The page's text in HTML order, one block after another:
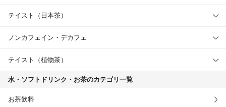
テイスト（日本茶）
ノンカフェイン・デカフェ
テイスト（植物茶）
水・ソフトドリンク・お茶のカテゴリ一覧
お茶飲料